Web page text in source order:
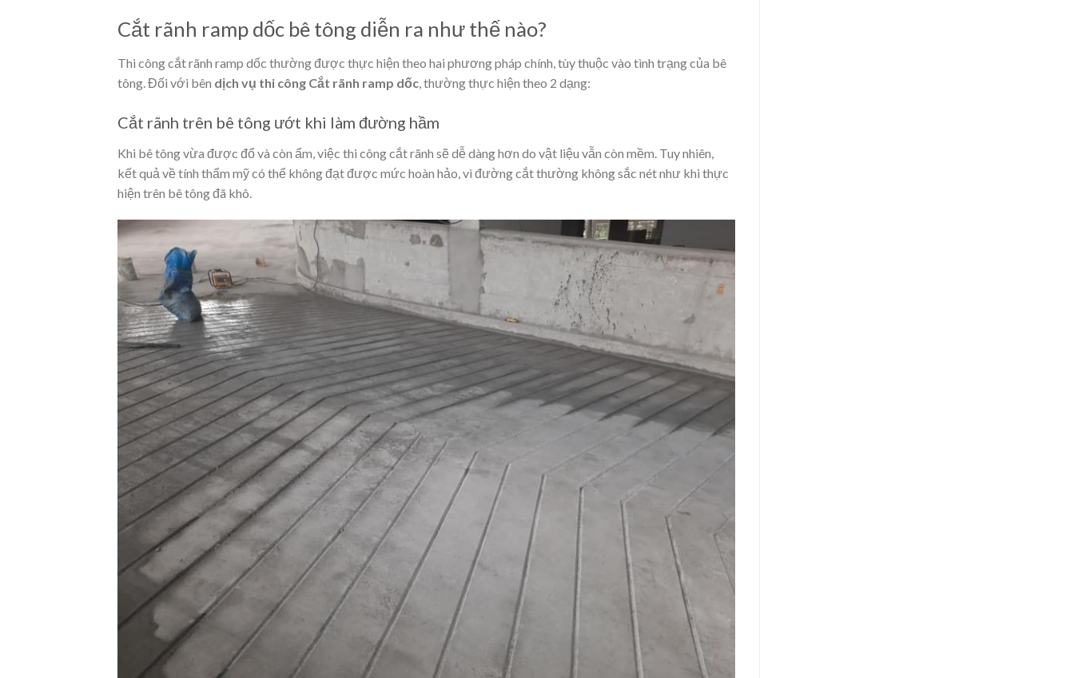
Cắt rãnh ramp dốc bê tông diễn ra như thế nào?
Thi công cắt rãnh ramp dốc thường được thực hiện theo hai phương pháp chính, tùy thuộc vào tình trạng của bê
tông. Đối với bên dịch vụ thi công Cắt rãnh ramp dốc, thường thực hiện theo 2 dạng:
Cắt rãnh trên bê tông ướt khi làm đường hầm
Khi bê tông vừa được đổ và còn ẩm, việc thi công cắt rãnh sẽ dễ dàng hơn do vật liệu vẫn còn mềm. Tuy nhiên,
kết quả về tính thẩm mỹ có thể không đạt được mức hoàn hảo, vì đường cắt thường không sắc nét như khi thực
hiện trên bê tông đã khô.